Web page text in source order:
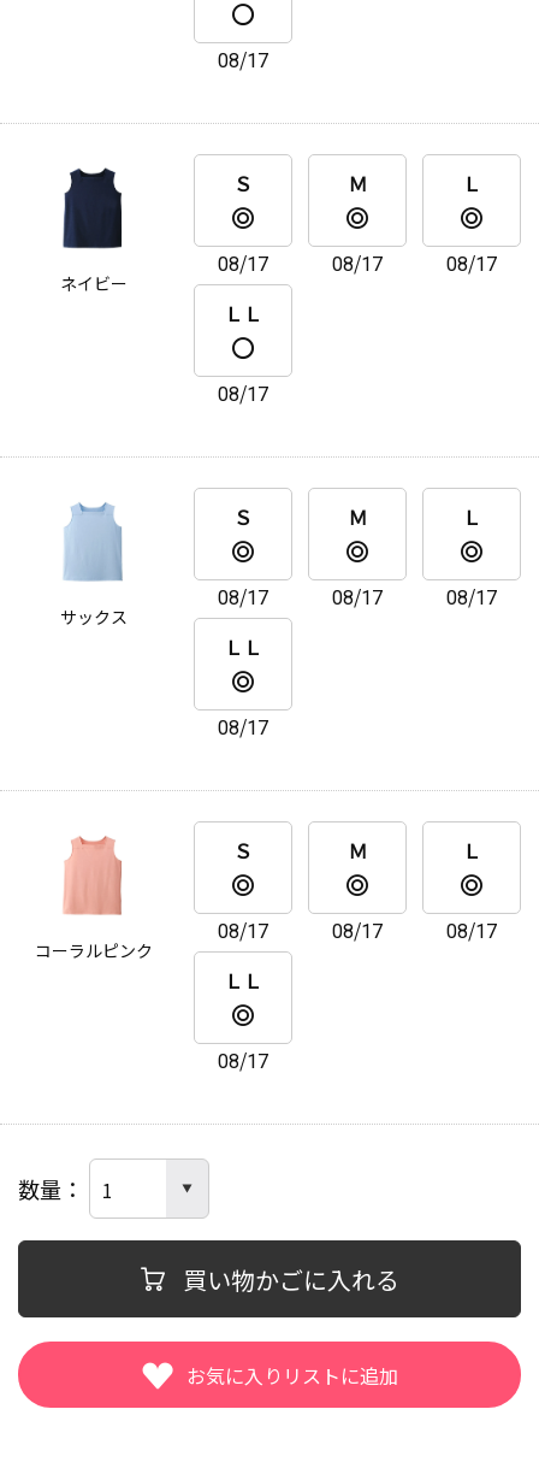
08/17
ネイビー
Ｓ
08/17
Ｍ
08/17
Ｌ
08/17
ＬＬ
08/17
サックス
Ｓ
08/17
Ｍ
08/17
Ｌ
08/17
ＬＬ
08/17
コーラルピンク
Ｓ
08/17
Ｍ
08/17
Ｌ
08/17
ＬＬ
08/17
数量
買い物かごに入れる